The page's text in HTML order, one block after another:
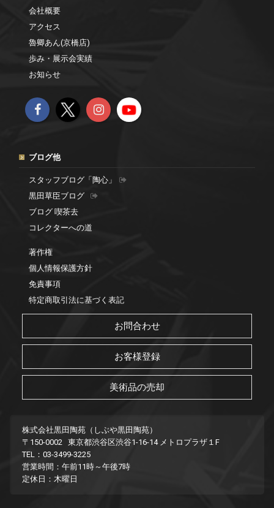
会社概要
アクセス
魯卿あん(京橋店)
歩み・展示会実績
お知らせ
ブログ他
スタッフブログ「陶心」
黒田草臣ブログ
ブログ 喫茶去
コレクターへの道
著作権
個人情報保護方針
免責事項
特定商取引法に基づく表記
お問合わせ
お客様登録
美術品の売却
株式会社黒田陶苑（しぶや黒田陶苑）
〒150-0002 東京都渋谷区渋谷1-16-14 メトロプラザ１F
TEL：03-3499-3225
営業時間：午前11時～午後7時
定休日：木曜日